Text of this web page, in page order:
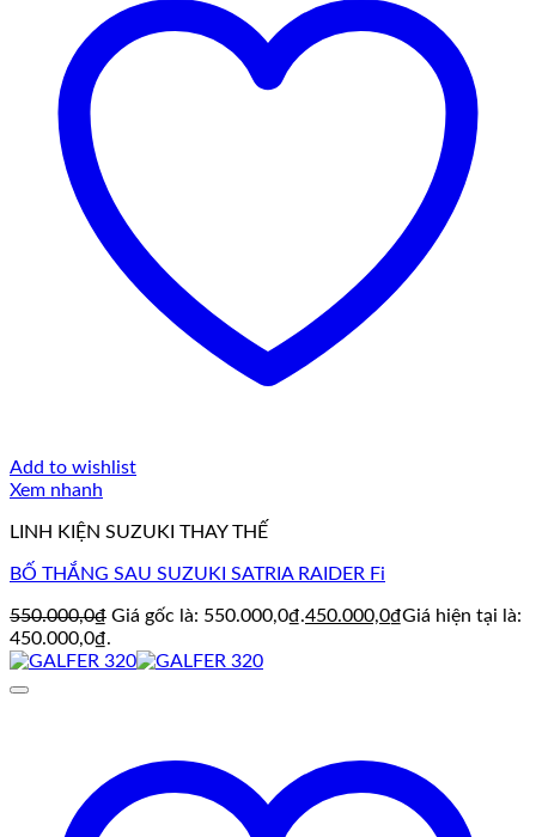
Add to wishlist
Xem nhanh
LINH KIỆN SUZUKI THAY THẾ
BỐ THẮNG SAU SUZUKI SATRIA RAIDER Fi
550.000,0₫ Giá gốc là: 550.000,0₫.450.000,0₫Giá hiện tại là:
450.000,0₫.